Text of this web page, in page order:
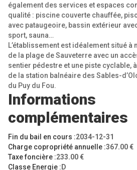
également des services et espaces
qualité : piscine couverte chauffée,
avec pataugeoire, bassin extérieur
sport, sauna…
L’établissement est idéalement situé
de la plage de Sauveterre avec un
sentier pédestre et une piste cyclable,
de la station balnéaire des Sables-
du Puy du Fou.
Informations
complémentaires
Fin du bail en cours :2034-12-31
Charge copropriété annuelle :367.00 €
Taxe foncière :233.00 €
Classe Energie : D